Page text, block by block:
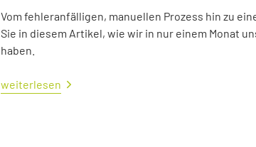
Vom fehleranfälligen, manuellen Prozess hin zu
Sie in diesem Artikel, wie wir in nur einem Monat
haben.
weiterlesen